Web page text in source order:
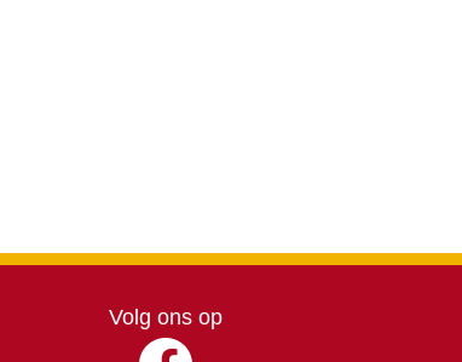
Volg ons op